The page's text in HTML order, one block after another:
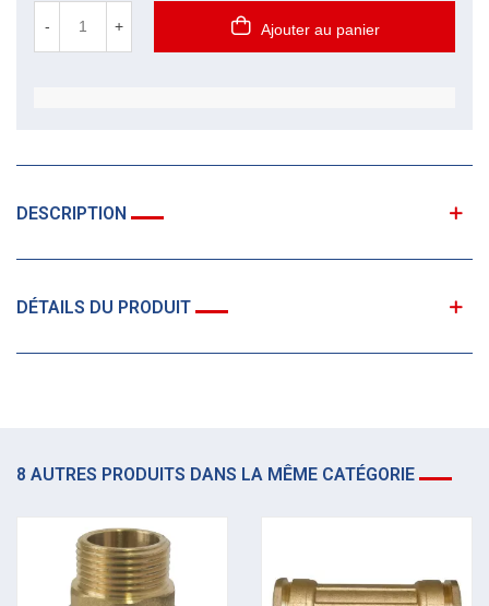
- + Ajouter au panier
DESCRIPTION
DÉTAILS DU PRODUIT
8 AUTRES PRODUITS DANS LA MÊME CATÉGORIE